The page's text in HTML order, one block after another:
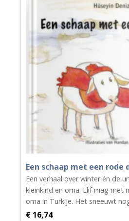
Een schaap met een rode
Een verhaal over winter én de
kleinkind en oma. Elif mag met
oma in Turkije. Het sneeuwt
€ 16,74